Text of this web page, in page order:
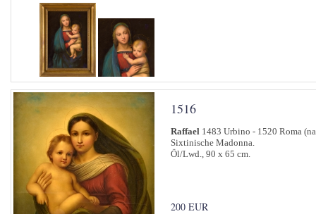
1516
Raffael 1483 Urbino - 1520 Roma
Sixtinische Madonna.
Öl/Lwd., 90 x 65 cm.
200 EUR